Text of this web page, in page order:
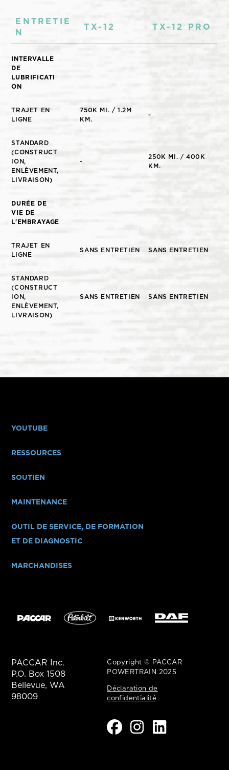
ENTRETIE
N
TX-12 TX-12 PRO
INTERVALLE
DE
LUBRIFICATI
ON
TRAJET EN
LIGNE
750K MI. / 1.2M
KM.
-
STANDARD
(CONSTRUCT
ION,
ENLÈVEMENT,
LIVRAISON)
-
250K MI. / 400K
KM.
DURÉE DE
VIE DE
L'EMBRAYAGE
TRAJET EN
LIGNE
SANS ENTRETIEN SANS ENTRETIEN
STANDARD
(CONSTRUCT
ION,
ENLÈVEMENT,
LIVRAISON)
SANS ENTRETIEN SANS ENTRETIEN
PACCAR Inc.
P.O. Box 1508
Bellevue, WA
98009
Copyright © PACCAR
POWERTRAIN 2025
Déclaration de
confidentialité
YOUTUBE
RESSOURCES
SOUTIEN
MAINTENANCE
OUTIL DE SERVICE, DE FORMATION
ET DE DIAGNOSTIC
MARCHANDISES